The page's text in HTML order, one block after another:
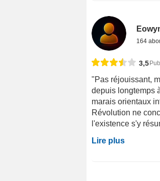
164
3,5
"Pas réjouissant,
depuis longtemps
marais orientaux
Révolution ne
l'existence s'y
Lire plus